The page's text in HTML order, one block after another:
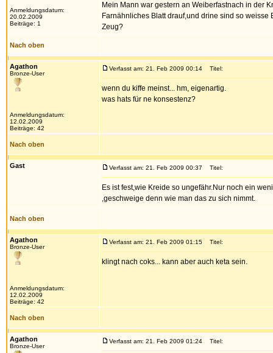
Anmeldungsdatum:
20.02.2009
Beiträge: 1
Mein Mann war gestern an Weiberfastnach in der
Farnähnliches Blatt drauf,und drine sind so
Zeug?
Nach oben
Agathon
Bronze-User
Anmeldungsdatum:
12.02.2009
Beiträge: 42
Verfasst am: 21. Feb 2009 00:14 Titel:
wenn du kiffe meinst... hm, eigenartig.
was hats für ne konsestenz?
Nach oben
Gast Verfasst am: 21. Feb 2009 00:37 Titel:
Es ist fest,wie Kreide so ungefähr.Nur noch ein
,geschweige denn wie man das zu sich nimmt.
Nach oben
Agathon
Bronze-User
Anmeldungsdatum:
12.02.2009
Beiträge: 42
Verfasst am: 21. Feb 2009 01:15 Titel:
klingt nach coks... kann aber auch keta sein.
Nach oben
Agathon
Bronze-User
Verfasst am: 21. Feb 2009 01:24 Titel: